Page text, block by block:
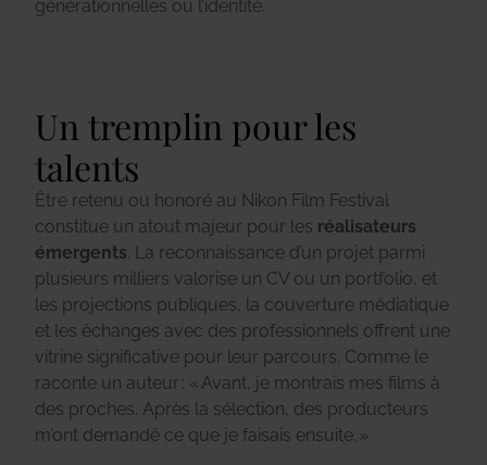
générationnelles ou l’identité.
Un tremplin pour les
talents
Être retenu ou honoré au Nikon Film Festival
constitue un atout majeur pour les réalisateurs
émergents . La reconnaissance d’un projet parmi
plusieurs milliers valorise un CV ou un portfolio, et
les projections publiques, la couverture médiatique
et les échanges avec des professionnels offrent une
vitrine significative pour leur parcours. Comme le
raconte un auteur : « Avant, je montrais mes films à
des proches. Après la sélection, des producteurs
m’ont demandé ce que je faisais ensuite. »